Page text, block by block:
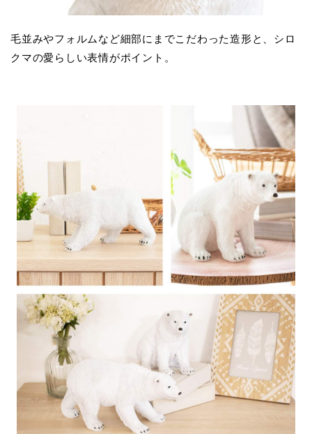
毛並みやフォルムなど細部にまでこだわった造形と、シロ
クマの愛らしい表情がポイント。